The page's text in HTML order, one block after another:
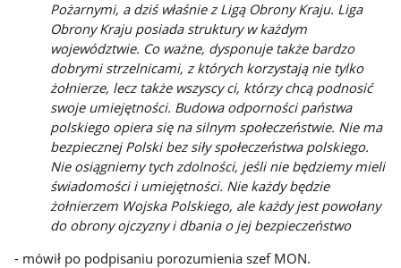
Pożarnymi, a dziś właśnie z Ligą Obrony Kraju. Liga
Obrony Kraju posiada struktury w każdym
województwie. Co ważne, dysponuje także bardzo
dobrymi strzelnicami, z których korzystają nie tylko
żołnierze, lecz także wszyscy ci, którzy chcą podnosić
swoje umiejętności. Budowa odporności państwa
polskiego opiera się na silnym społeczeństwie. Nie ma
bezpiecznej Polski bez siły społeczeństwa polskiego.
Nie osiągniemy tych zdolności, jeśli nie będziemy mieli
świadomości i umiejętności. Nie każdy będzie
żołnierzem Wojska Polskiego, ale każdy jest powołany
do obrony ojczyzny i dbania o jej bezpieczeństwo
- mówił po podpisaniu porozumienia szef MON.